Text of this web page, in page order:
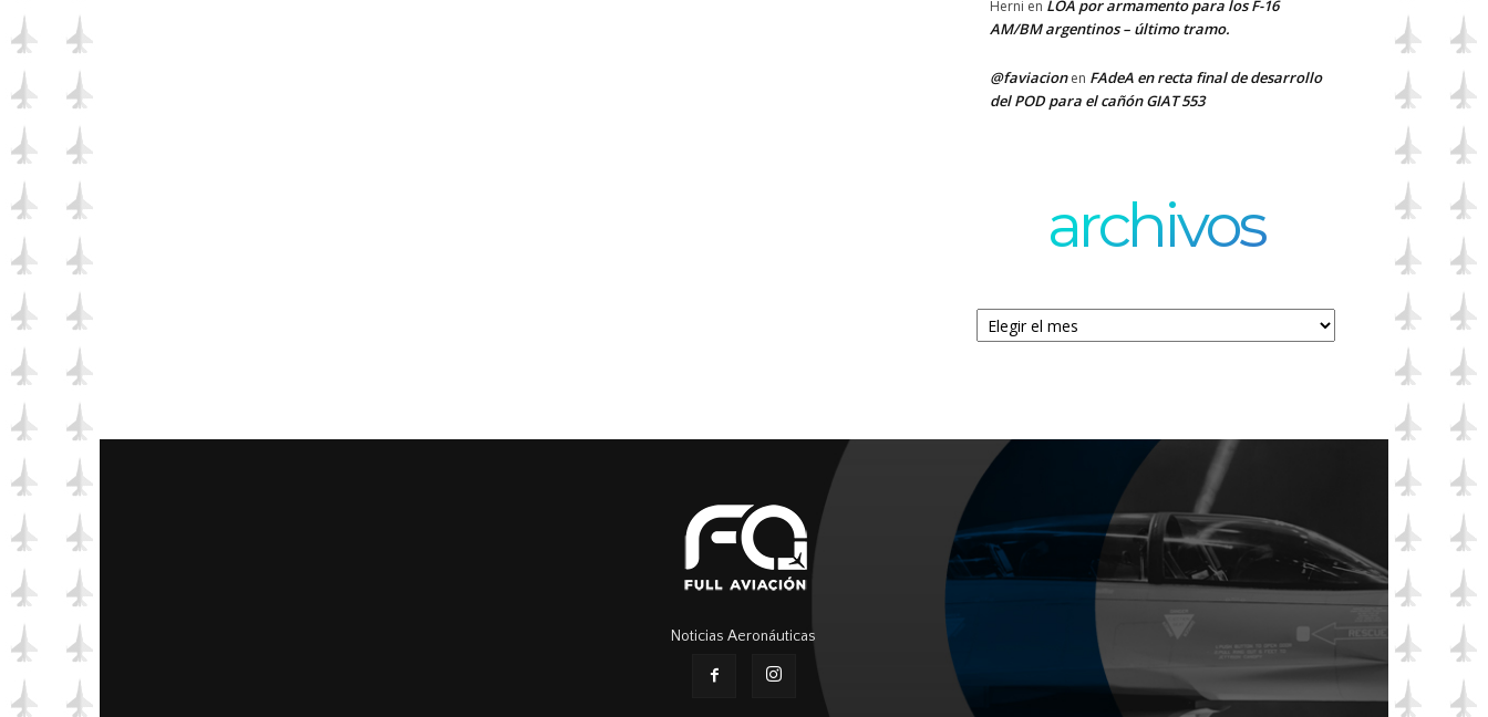
Herni en LOA por armamento para los F-16
AM/BM argentinos – último tramo.
@faviacionen FAdeA en recta final de desarrollo
del POD para el cañón GIAT 553
archivos
Archivos
Noticias Aeronáuticas